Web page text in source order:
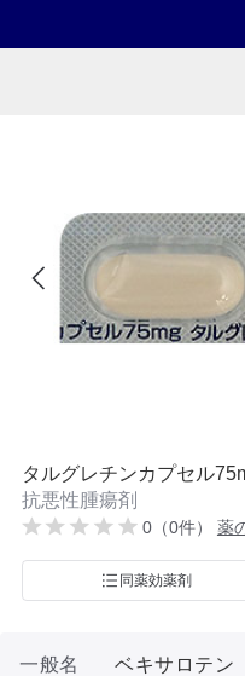
タルグレチンカプセル
抗悪性腫瘍剤
0（0件） 薬
同薬効薬剤
一般名
ベキサロテン